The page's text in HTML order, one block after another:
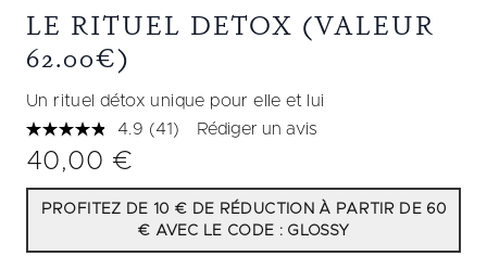
LE RITUEL DETOX (VALEUR
62.00€)
Un rituel détox unique pour elle et lui
4.9 Lire
Lien
sur
la
même
page.
(41) Rédiger un avis
40,00 €
PROFITEZ DE 10 € DE RÉDUCTION À PARTIR DE 60
€ AVEC LE CODE : GLOSSY